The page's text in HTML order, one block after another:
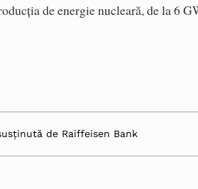
de energie nucleară, de la 6
de Raiffeisen Bank